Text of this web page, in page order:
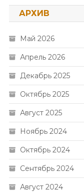
АРХИВ
Май 2026
Апрель 2026
Декабрь 2025
Октябрь 2025
Август 2025
Ноябрь 2024
Октябрь 2024
Сентябрь 2024
Август 2024